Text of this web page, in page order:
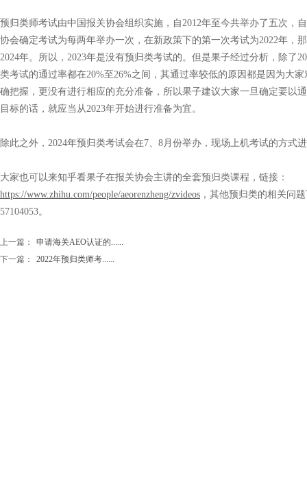
预归类师考试由中国报关协会组织实施，自2012年至今共举办了五次，
协会确定考试为每两年举办一次，在新政策下的第一次考试为2022年，
2024年。所以，2023年是没有预归类考试的。但是果子经过分析，除了
类考试的通过率都在20%至26%之间，其通过率较低的原因都是因为大
确把握，更没有进行相应的充分准备，所以果子建议大家一旦确定要以
目标的话，就应当从2023年开始进行准备为宜。
除此之外，2024年预归类考试会在7、8月份举办，现场上机考试的方式
大家也可以来知乎看果子在报关协会主讲的全套预归类课程，链接：
https://www.zhihu.com/people/aeorenzheng/zvideos ，其他预归类的相关问
57104053。
上一篇：
申请海关AEO认证的......
下一篇：
2022年预归类师考......